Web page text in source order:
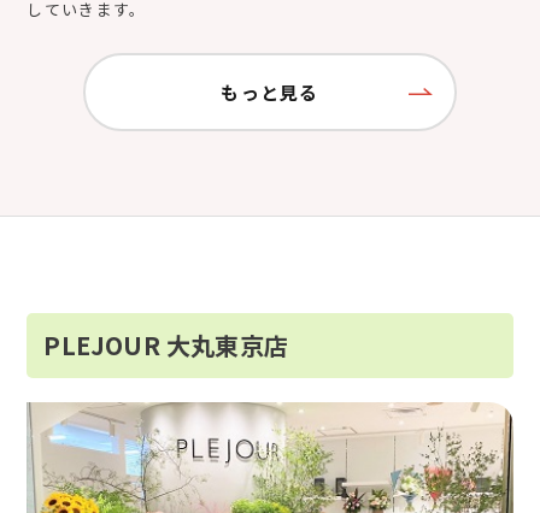
していきます。
もっと見る
PLEJOUR 大丸東京店